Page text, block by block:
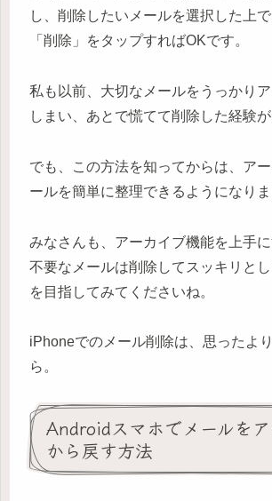
し、削除したいメールを選択した上
「削除」をタップすればOKです。
私も以前、大切なメールをうっかり
しまい、あとで慌てて削除した経験が
でも、この方法を知ってからは、ア
ールを簡単に整理できるようになりま
みなさんも、アーカイブ機能を上手に
不要なメールは削除してスッキリと
を目指してみてくださいね。
iPhoneでのメール削除は、思ったよ
ら。
Androidスマホでメールを
から戻す方法